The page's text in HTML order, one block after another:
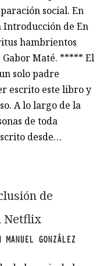
social. En
Introducción de En
hambrientos
Gabor Maté. ***** El
solo padre
escrito este libro y
A lo largo de la
de toda
desde…
de
Netflix
MANUEL GONZÁLEZ